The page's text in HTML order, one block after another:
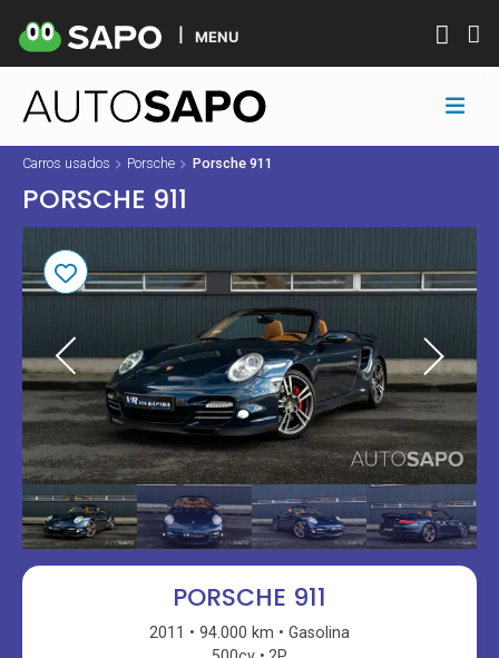
MENU
Carros usados Porsche Porsche 911
PORSCHE 911
PORSCHE 911
2011 94.000 km
Gasolina